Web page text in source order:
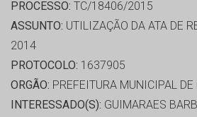
PROCESSO: TC/18406/2015
ASSUNTO: UTILIZAÇÃO DA ATA DE
2014
PROTOCOLO: 1637905
ORGÃO: PREFEITURA MUNICIPAL
INTERESSADO(S): GUIMARAES